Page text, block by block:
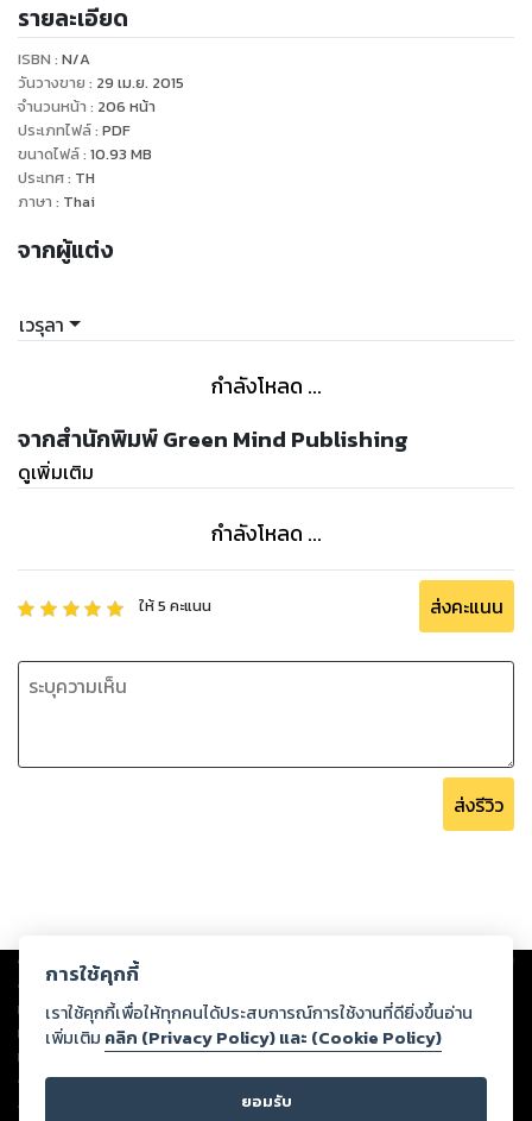
“เวลาหนึ่งปีคิดว่าคุณควรจะอยู่ในฐานะอะไร และผมไม่ใช่พระเอกใน
ละคร ถึงจะเสียเงินห้าล้าน ให้คุณมานอนเล่นเสวยสุขฟรีๆ ในบ้าน
ของผม” ไบรอันตอบตรงๆ เขาไม่เห็นความจำเป็นที่ต้องทำตัวเป็น
สุภาพบุรุษกับพวกผู้หญิงหน้าเงิน
“ฉันก็คงไม่ต่างกับ...เมียเช่า” คำสุดท้ายรำพึงกับตัวเองเสียงเบา
ราวกระซิบ
ถ้าไบรอันไม่ถูกคนรักทิ้งไปในวันวิวาห์ และถ้าไม่ต้องรักษาหน้าเพื่อ
มาเป็นเจ้าสาว เขาไม่ใช่นักบุญเสียด้วยสิ ความโกรธแค้นที่มีต่อคน
จ่ายค่าเช่าเรือนร่างน่าสัมผัสไปไม่ใช่น้อย จะตักตวงเท่าไหร่ก็ไม่
หนำใจ เวลาหนึ่งปีคงไม่พอเสียแล้ว
รุ้งรวีต้องรับโทษทัณฑ์รัญจวนที่ตนไม่ได้ก่อ เขาเช่าแค่ร่างกาย แต่
รายละเอียด
ISBN : N/A
วันวางขาย : 29 เม.ย. 2015
จำนวนหน้า : 206 หน้า
ประเภทไฟล์: PDF
ขนาดไฟล์: 10.93 MB
ประเทศ: TH
ภาษา : Thai
จากผู้แต่ง
เวรุลา
กำลังโหลด ...
จากสำนักพิมพ์ Green Mind Publishing
ดูเพิ่มเติม
กำลังโหลด ...
ให้5 คะแนน ส่งคะแนน
ส่งรีวิว
Copyright © 2026
ต่อผลงานหรือเนื้อหาใดที่อัปโหลดผ่านเว็บไซต์และปรากฏว่าละเมิดสิทธิใน
ทรัพย์สินทางปัญญาของบุคคลอื่นหรือขัดต่อกฎหมายและศีลธรรม ดังนั้น ผู้อ่าน
ทุกท่านโปรดใช้วิจารณญาณในการกลั่นกรองด้วยตนเอง และหากท่านพบว่าส่วน
หนึ่งส่วนใดขัดต่อกฎหมายและศีลธรรม กรุณาแจ้งมายังบริษัท เพื่อทีมงานจะได้
ดำเนินการในทันที ทั้งนี้ ทางสตอรี่ล็อกขอสงวนลิขสิทธิ์ตามพระราชบัญญัติ
ลิขสิทธิ์ พ.ศ. 2537 (ฉบับล่าสุด)
การใช้คุกกี้
เราใช้คุกกี้เพื่อให้ทุกคนได้ประสบการณ์การใช้งานที่ดียิ่งขึ้นอ่าน
เพิ่มเติม คลิก (Privacy Policy) และ (Cookie Policy)
ยอมรับ